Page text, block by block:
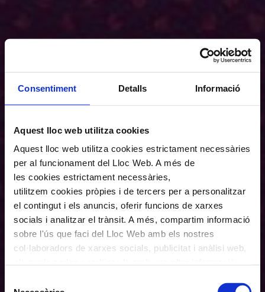
Consentiment Detalls Informació
Aquest lloc web utilitza cookies
Aquest lloc web utilitza cookies estrictament necessàries
per al funcionament del Lloc Web. A més de
les cookies estrictament necessàries,
utilitzem cookies pròpies i de tercers per a personalitzar
el contingut i els anuncis, oferir funcions de xarxes
socials i analitzar el trànsit. A més, compartim informació
sobre l'ús que faci del Lloc Web amb els nostres
col·laboradors de xarxes socials, publicitat i anàlisi web,